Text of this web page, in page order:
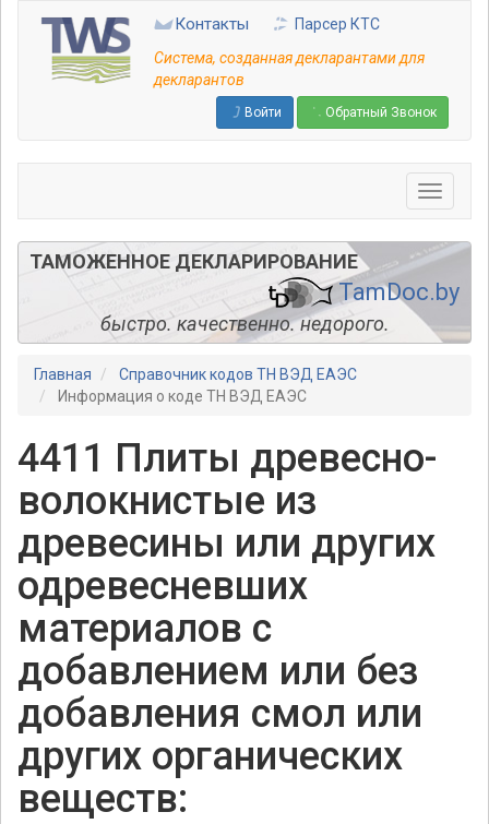
основному
содержанию
Контакты
Парсер КТС
Система, созданная декларантами для
декларантов
Войти Обратный Звонок
ТАМОЖЕННОЕ ДЕКЛАРИРОВАНИЕ
TamDoc.by
быстро. качественно. недорого.
Главная
Справочник кодов ТН ВЭД ЕАЭС
Информация о коде ТН ВЭД ЕАЭС
4411 Плиты древесно-
волокнистые из
древесины или других
одревесневших
материалов с
добавлением или без
добавления смол или
других органических
веществ: